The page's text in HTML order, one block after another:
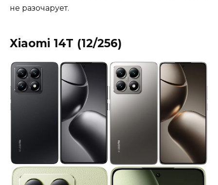
не разочарует.
Xiaomi 14T (12/256)